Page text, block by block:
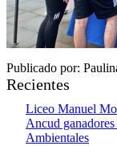
Publicado por:
Recientes
Liceo Manuel
Ancud
Ambientales